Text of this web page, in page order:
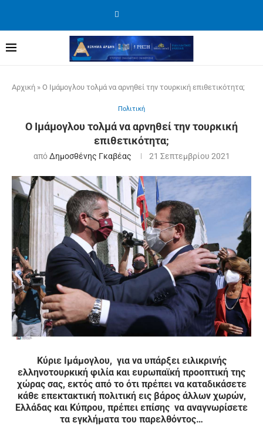
Αρχική » Ο Ιμάμογλου τολμά να αρνηθεί την τουρκική επιθετικότητα;
Πολιτική
Ο Ιμάμογλου τολμά να αρνηθεί την τουρκική
επιθετικότητα;
απόΔημοσθένης Γκαβέας 21 Σεπτεμβρίου 2021
Κύριε Ιμάμογλου, για να υπάρξει ειλικρινής
ελληνοτουρκική φιλία και ευρωπαϊκή προοπτική της
χώρας σας, εκτός από το ότι πρέπει να καταδικάσετε
κάθε επεκτακτική πολιτική εις βάρος άλλων χωρών,
Ελλάδας και Κύπρου, πρέπει επίσης να αναγνωρίσετε
τα εγκλήματα του παρελθόντος…